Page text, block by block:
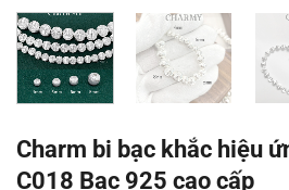
Charm bi bạc khắc hiệu
C018 Bạc 925 cao cấp